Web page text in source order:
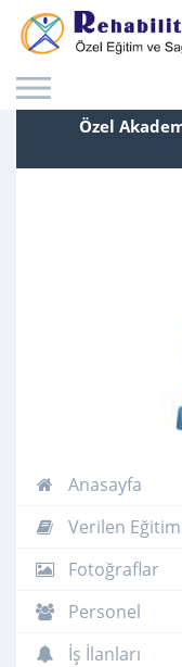
Özel
Anasayfa
Verilen
Fotoğraflar
Personel
İş İlanları